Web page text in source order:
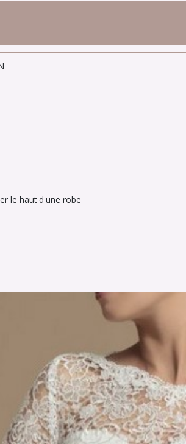
le haut d'une robe